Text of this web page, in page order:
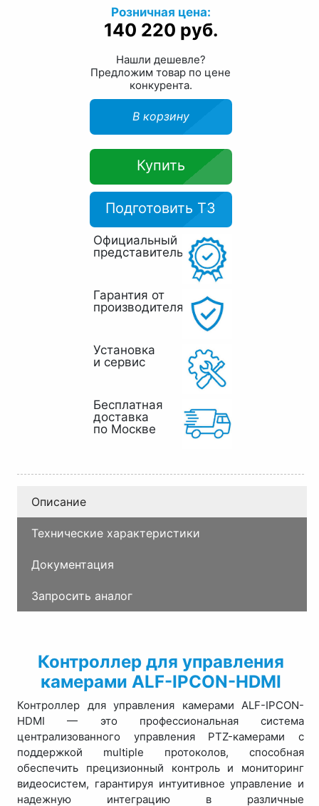
Розничная цена:
140 220 руб.
Нашли дешевле?
Предложим товар по цене
конкурента.
В корзину
Купить
Подготовить ТЗ
Официальный
представитель
Гарантия от
производителя
Установка
и сервис
Бесплатная
доставка
по Москве
Описание
Технические характеристики
Документация
Запросить аналог
Контроллер для управления
камерами ALF-IPCON-HDMI
Контроллер для управления камерами ALF-IPCON-
HDMI — это профессиональная система
централизованного управления PTZ-камерами с
поддержкой multiple протоколов, способная
обеспечить прецизионный контроль и мониторинг
видеосистем, гарантируя интуитивное управление и
надежную интеграцию в различные